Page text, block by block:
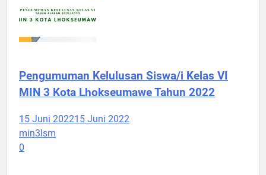
Pengumuman Kelulusan Siswa/i Kelas VI
MIN 3 Kota Lhokseumawe Tahun 2022
15 Juni 202215 Juni 2022
min3lsm
0